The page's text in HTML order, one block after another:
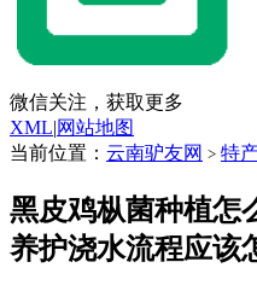
微信关注，获取更多
XML|网站地图
当前位置： 云南驴友网 > 特
黑皮鸡枞菌种植怎
养护浇水流程应该